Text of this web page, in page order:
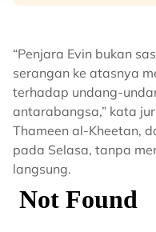
“Penjara Evin bukan
serangan ke atasnya
terhadap undang-
antarabangsa,” kata
Thameen al-Kheetan,
pada Selasa, tanpa
langsung.